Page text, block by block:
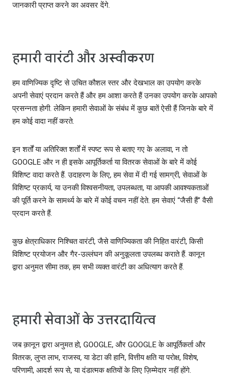
जानकारी प्राप्त करने का अवसर देंगे.
हमारी वारंटी और अस्‍वीकरण
हम वाणिज्यिक दृष्टि से उचित कौशल स्‍तर और देखभाल का उपयोग करके
अपनी सेवाएं प्रदान करते हैं और हम आशा करते हैं उनका उपयोग करके आपको
प्रसन्‍नता होगी. लेकिन हमारी सेवाओं के संबंध में कुछ बातें ऐसी हैं जिनके बारे में
हम कोई वादा नहीं करते.
इन शर्तों या अतिरिक्त शर्तों में स्पष्ट रूप से बताए गए के अलावा, न तो
GOOGLE और न ही इसके आपूर्तिकर्ता या वितरक सेवाओं के बारे में कोई
विशिष्ट वादा करते हैं. उदाहरण के लिए, हम सेवा में दी गई सामग्री, सेवाओं के
विशिष्ट प्रकार्य, या उनकी विश्वसनीयता, उपलब्धता, या आपकी आवश्यकताओं
की पूर्ति करने के सामर्थ्‍य के बारे में कोई वचन नहीं देते. हम सेवाएं “जैसी हैं” वैसी
प्रदान करते हैं.
कुछ क्षेत्राधिकार निश्चित वारंटी, जैसे वाणिज्यिकता की निहित वारंटी, किसी
विशिष्ट प्रयोजन और गैर-उल्‍लंघन की अनुकूलता उपलब्‍ध कराते हैं. कानून
द्वारा अनुमत सीमा तक, हम सभी व्यक्त वारंटी का अधित्याग करते हैं.
हमारी सेवाओं के उत्तरदायित्व
जब क़ानून द्वारा अनुमत हो, GOOGLE, और GOOGLE के आपूर्तिकर्ता और
वितरक, लुप्त लाभ, राजस्व, या डेटा की हानि, वित्तीय क्षति या परोक्ष, विशेष,
परिणामी, आदर्श रूप से, या दंडात्मक क्षतियों के लिए ज़िम्मेदार नहीं होंगे.